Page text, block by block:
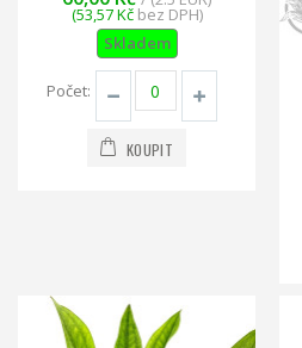
(53,57 Kčbez DPH)
Skladem
Počet:
KOUPIT